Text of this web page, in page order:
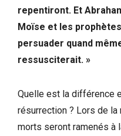
repentiront. Et
Moïse et les
persuader quand
ressusciterait. »
Quelle est la différence
résurrection ? Lors de
morts seront ramenés à